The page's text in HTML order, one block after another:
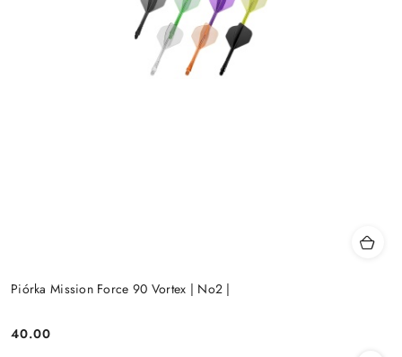
Piórka Mission Force 90 Vortex | No2 |
Cena:
40.00